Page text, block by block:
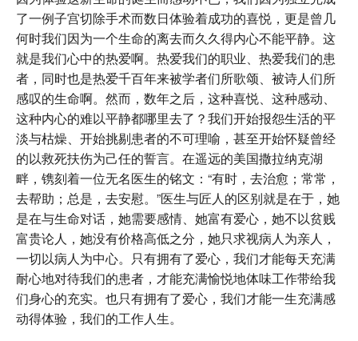
了一例子宫切除手术而数日体验着成功的喜悦，更是曾几
何时我们因为一个生命的离去而久久得内心不能平静。这
就是我们心中的热爱啊。热爱我们的职业、热爱我们的患
者，同时也是热爱千百年来被学者们所歌颂、被诗人们所
感叹的生命啊。然而，数年之后，这种喜悦、这种感动、
这种内心的难以平静都哪里去了？我们开始报怨生活的平
淡与枯燥、开始挑剔患者的不可理喻，甚至开始怀疑曾经
的以救死扶伤为己任的誓言。在遥远的美国撒拉纳克湖
畔，镌刻着一位无名医生的铭文：“有时，去治愈；常常，
去帮助；总是，去安慰。”医生与匠人的区别就是在于，她
是在与生命对话，她需要感情、她富有爱心，她不以贫贱
富贵论人，她没有价格高低之分，她只求视病人为亲人，
一切以病人为中心。只有拥有了爱心，我们才能每天充满
耐心地对待我们的患者，才能充满愉悦地体味工作带给我
们身心的充实。也只有拥有了爱心，我们才能一生充满感
动得体验，我们的工作人生。